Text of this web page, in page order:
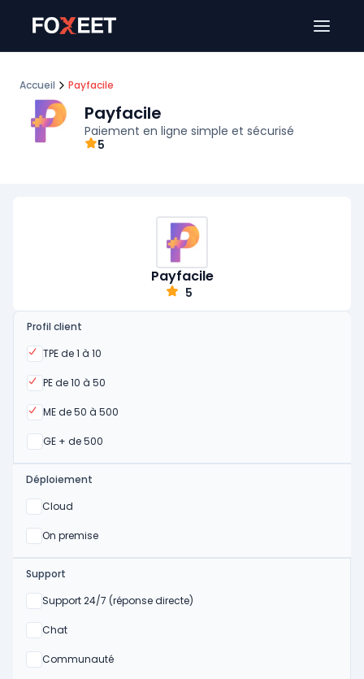
Accueil Payfacile
Payfacile
Paiement en ligne simple et sécurisé
5
Payfacile
5
Profil client
TPE de 1 à 10
Oui
PE de 10 à 50
Oui
ME de 50 à 500
Oui
GE + de 500
Oui
Déploiement
Cloud
Oui
On premise
Oui
Support
Support 24/7 (réponse directe)
Non
Chat
Non
Communauté
Non